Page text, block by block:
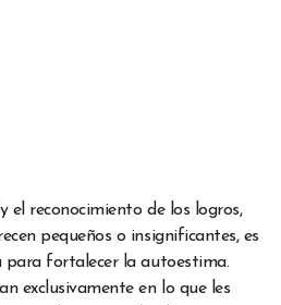
reconocimiento de los logros,
pequeños o insignificantes, es
para fortalecer la autoestima.
exclusivamente en lo que les